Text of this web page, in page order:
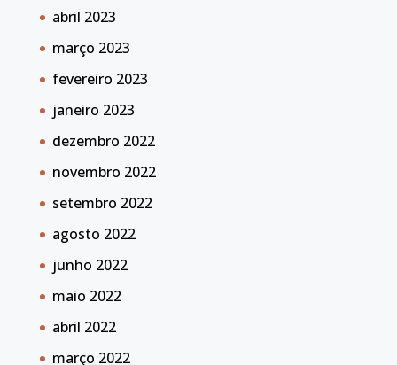
abril 2023
março 2023
fevereiro 2023
janeiro 2023
dezembro 2022
novembro 2022
setembro 2022
agosto 2022
junho 2022
maio 2022
abril 2022
março 2022